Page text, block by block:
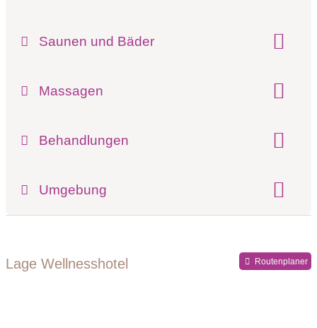
Saunen und Bäder
Massagen
Behandlungen
Umgebung
Lage Wellnesshotel Routenplaner